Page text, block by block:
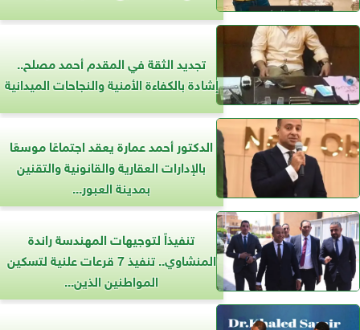
تجديد الثقة في المقدم أحمد مصلح..
إشادة بالكفاءة الأمنية والنجاحات الميدانية
الدكتور أحمد عمارة يعقد اجتماعًا موسعًا
بالإدارات العقارية والقانونية والتقنين
بمدينة العبور...
تنفيذاً لتوجيهات المهندسة راندة
المنشاوي.. تنفيذ 7 قرعات علنية لتسكين
المواطنين الذين...